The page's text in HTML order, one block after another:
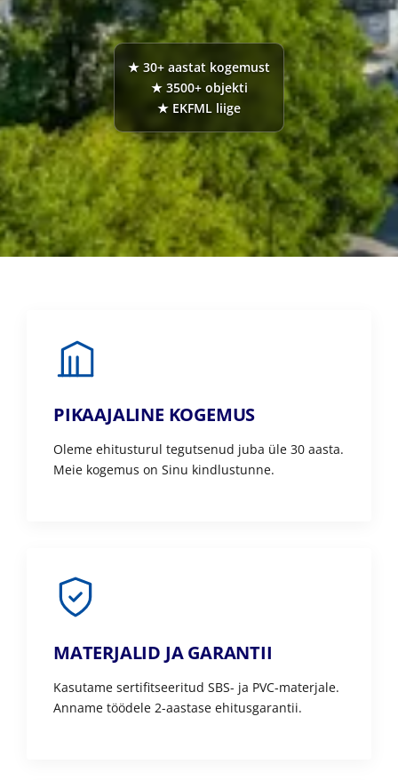
★ 30+ aastat kogemust
★ 3500+ objekti
★ EKFML liige
PIKAAJALINE KOGEMUS
Oleme ehitusturul tegutsenud juba üle 30 aasta.
Meie kogemus on Sinu kindlustunne.
MATERJALID JA GARANTII
Kasutame sertifitseeritud SBS- ja PVC-materjale.
Anname töödele 2-aastase ehitusgarantii.